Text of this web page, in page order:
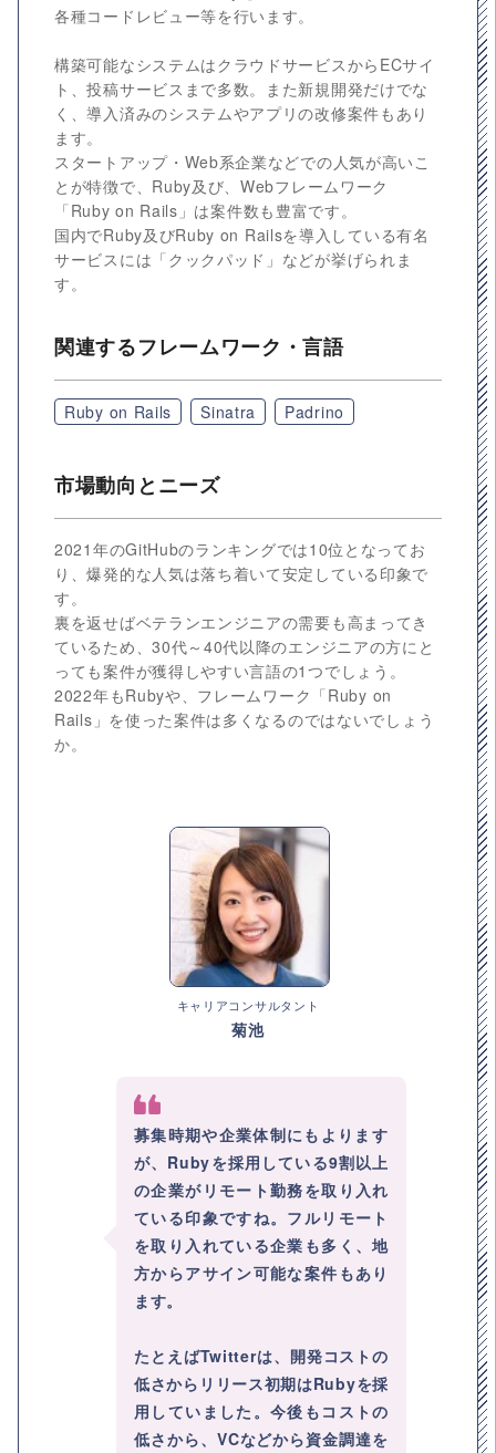
各種コードレビュー等を行います。
構築可能なシステムはクラウドサービスからECサイ
ト、投稿サービスまで多数。また新規開発だけでな
く、導入済みのシステムやアプリの改修案件もあり
ます。
スタートアップ・Web系企業などでの人気が高いこ
とが特徴で、Ruby及び、Webフレームワーク
「Ruby on Rails」は案件数も豊富です。
国内でRuby及びRuby on Railsを導入している有名
サービスには「クックパッド」などが挙げられま
す。
関連するフレームワーク・言語
Ruby on Rails Sinatra Padrino
市場動向とニーズ
2021年のGitHubのランキングでは10位となってお
り、爆発的な人気は落ち着いて安定している印象で
す。
裏を返せばベテランエンジニアの需要も高まってき
ているため、30代～40代以降のエンジニアの方にと
っても案件が獲得しやすい言語の1つでしょう。
2022年もRubyや、フレームワーク「Ruby on
Rails」を使った案件は多くなるのではないでしょう
か。
キャリアコンサルタント
菊池
募集時期や企業体制にもよります
が、Rubyを採用している9割以上
の企業がリモート勤務を取り入れ
ている印象ですね。フルリモート
を取り入れている企業も多く、地
方からアサイン可能な案件もあり
ます。
たとえばTwitterは、開発コストの
低さからリリース初期はRubyを採
用していました。今後もコストの
低さから、VCなどから資金調達を